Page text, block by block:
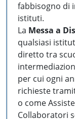
fabbisogno di
istituti.
La Messa a
qualsiasi
diretto tra
per cui ogni
richieste
o come
Collaboratori